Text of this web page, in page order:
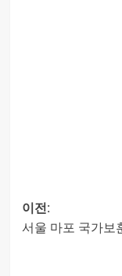
이전:
서울 마포 국가보